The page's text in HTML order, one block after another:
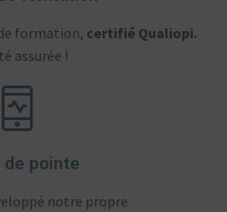
formation, certifié Qualiopi.
assurée !
de pointe
notre propre